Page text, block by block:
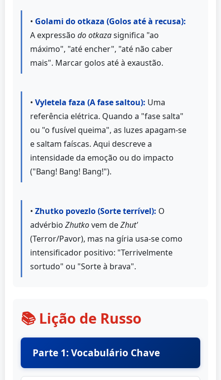
• Golami do otkaza (Golos até à recusa):
A expressão do otkazasignifica "ao
máximo", "até encher", "até não caber
mais". Marcar golos até à exaustão.
• Vyletela faza (A fase saltou): Uma
referência elétrica. Quando a "fase salta"
ou "o fusível queima", as luzes apagam-se
e saltam faíscas. Aqui descreve a
intensidade da emoção ou do impacto
("Bang! Bang! Bang!").
• Zhutko povezlo (Sorte terrível): O
advérbio Zhutkovem deZhut'
(Terror/Pavor), mas na gíria usa-se como
intensificador positivo: "Terrivelmente
sortudo" ou "Sorte à brava".
📚 Lição de Russo
Parte 1: Vocabulário Chave